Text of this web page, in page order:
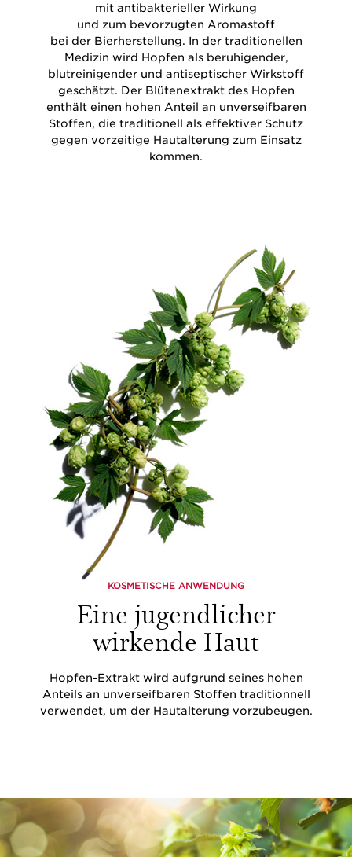
mit antibakterieller Wirkung
und zum bevorzugten Aromastoff
bei der Bierherstellung. In der traditionellen
Medizin wird Hopfen als beruhigender,
blutreinigender und antiseptischer Wirkstoff
geschätzt. Der Blütenextrakt des Hopfen
enthält einen hohen Anteil an unverseifbaren
Stoffen, die traditionell als effektiver Schutz
gegen vorzeitige Hautalterung zum Einsatz
kommen.
KOSMETISCHE ANWENDUNG
Eine jugendlicher
wirkende Haut
Hopfen-Extrakt wird aufgrund seines hohen
Anteils an unverseifbaren Stoffen traditionnell
verwendet, um der Hautalterung vorzubeugen.